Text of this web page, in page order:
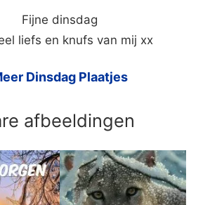
Fijne dinsdag
liefs en knufs van mij xx
Dinsdag Plaatjes
afbeeldingen